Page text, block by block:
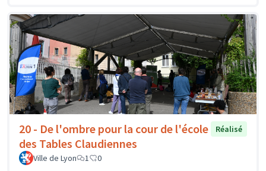
20 - De l'ombre pour la cour de l'école
des Tables Claudiennes
Réalisé
Ville de Lyon 1 0